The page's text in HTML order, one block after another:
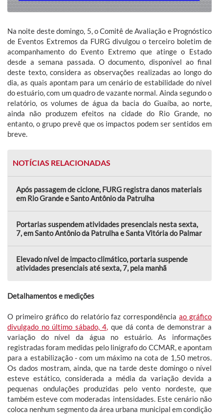
Na noite deste domingo, 5, o Comitê de Avaliação e Prognóstico
de Eventos Extremos da FURG divulgou o terceiro boletim de
acompanhamento do Evento Extremo que atinge o Estado
desde a semana passada. O documento, disponível ao final
deste texto, considera as observações realizadas ao longo do
dia, as quais apontam para um cenário de estabilidade do nível
do estuário, com um quadro de vazante normal. Ainda segundo o
relatório, os volumes de água da bacia do Guaíba, ao norte,
ainda não produzem efeitos na cidade do Rio Grande, no
entanto, o grupo prevê que os impactos podem ser sentidos em
breve.
NOTÍCIAS RELACIONADAS
Após passagem de ciclone, FURG registra danos materiais
em Rio Grande e Santo Antônio da Patrulha
Portarias suspendem atividades presenciais nesta sexta,
7, em Santo Antônio da Patrulha e Santa Vitória do Palmar
Elevado nível de impacto climático, portaria suspende
atividades presenciais até sexta, 7, pela manhã
Detalhamentos e medições
O primeiro gráfico do relatório faz correspondênciaao gráfico
divulgado no último sábado, 4, que dá conta de demonstrar a
variação do nível da água no estuário. As informações
registradas foram medidas pelo linígrafo do CCMAR, e apontam
para a estabilização - com um máximo na cota de 1,50 metros.
Os dados mostram, ainda, que na tarde deste domingo o nível
esteve estático, considerada a média da variação devida a
pequenas ondulações produzidas pelo vento nordeste, que
também esteve com moderadas intensidades. Este cenário não
coloca nenhum segmento da área urbana municipal em condição